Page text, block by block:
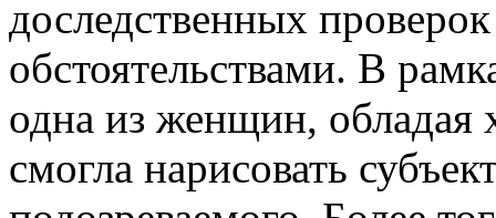
доследственных
обстоятельствами. В
одна из женщин,
смогла нарисовать